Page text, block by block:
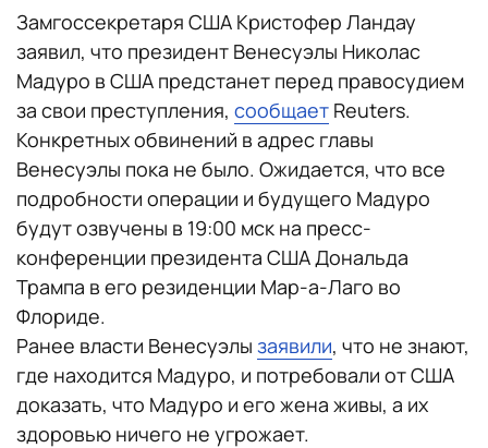
Замгоссекретаря США Кристофер Ландау
заявил, что президент Венесуэлы Николас
Мадуро в США предстанет перед правосудием
за свои преступления, сообщает Reuters.
Конкретных обвинений в адрес главы
Венесуэлы пока не было. Ожидается, что все
подробности операции и будущего Мадуро
будут озвучены в 19:00 мск на пресс-
конференции президента США Дональда
Трампа в его резиденции Мар-а-Лаго во
Флориде.
Ранее власти Венесуэлы заявили, что не знают,
где находится Мадуро, и потребовали от США
доказать, что Мадуро и его жена живы, а их
здоровью ничего не угрожает.